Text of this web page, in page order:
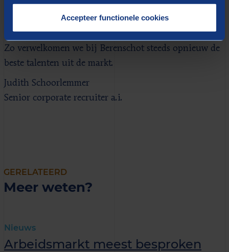
Accepteer functionele cookies
een uitgebreide evaluatie en scherpen we ons proces
steeds verder aan. Immers, de markt verandert, mensen
veranderen en dus moeten procedures mee veranderen.
Zo verwelkomen we bij Berenschot steeds opnieuw de
beste talenten uit de markt.
Judith Schoorlemmer
Senior corporate recruiter a.i.
GERELATEERD
Meer weten?
Nieuws
Arbeidsmarkt meest besproken